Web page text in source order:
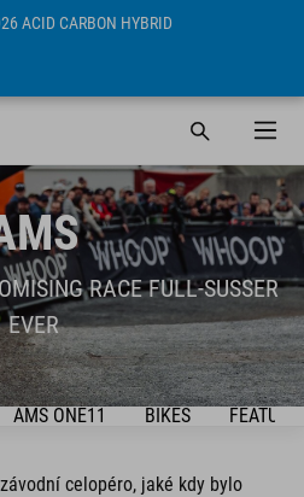
ACID CARBON HYBRID
RACE FULL-SUSSER
EVER
AMS ONE11 BIKES
celopéro, jaké kdy bylo